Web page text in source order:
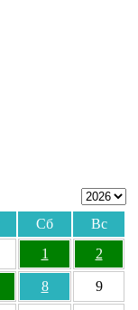
Сб
Вс
1
2
8 9